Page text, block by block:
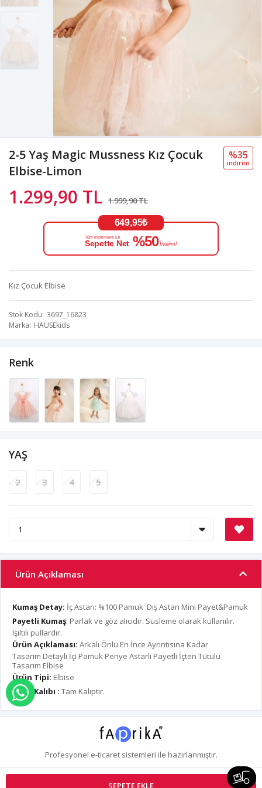
2-5 Yaş Magic Mussness Kız Çocuk
Elbise-Limon
1.299,90 TL 1.999,90 TL
%35
i̇ndi̇ri̇m
649,95₺
Tüm İndirimlere Ek
Sepette Net %50 İndirim!
Kız Çocuk Elbise
Stok Kodu 3697_16823
Marka HAUSEkids
Renk
YAŞ
2 3 4 5
SEPETE EKLE
Ürün Açıklaması
Kumaş Detay: İç Astarı: %100 Pamuk Dış Astarı Mini Payet&Pamuk
Payetli Kumaş: Parlak ve göz alıcıdır. Süsleme olarak kullanılır.
Işıltılı pullardır.
Ürün Açıklaması: Arkalı Önlü En İnce Ayrıntısına Kadar
Tasarım Detaylı İçi Pamuk Penye Astarlı Payetli İçten Tütülü
Tasarım Elbise
Ürün Tipi: Elbise
Ürün Kalıbı : Tam Kalıptır.
Profesyonel e-ticaretsistemleri ile hazırlanmıştır.
WHATSAPP İLE SİPARİŞ VER